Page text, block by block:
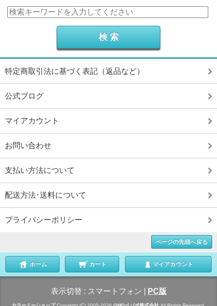
特定商取引法に基づく表記（返品など）
公式ブログ
マイアカウント
お問い合わせ
支払い方法について
配送方法･送料について
プライバシーポリシー
ページの先頭へ戻る
ホーム カート マイアカウント
表示切替 : スマートフォン PC版